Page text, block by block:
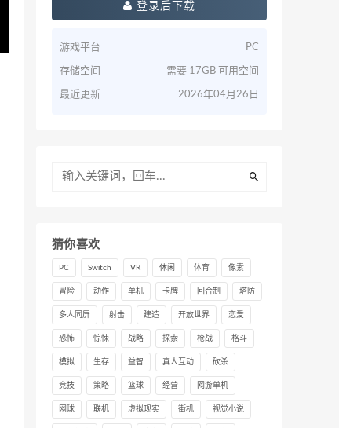
登录后下载
游戏平台 PC
存储空间 需要 17GB 可用空间
最近更新 2026年04月26日
猜你喜欢
PC Switch VR 休闲 体育 像素
冒险 动作 单机 卡牌 回合制 塔防
多人同屏 射击 建造 开放世界 恋爱
恐怖 惊悚 战略 探索 枪战 格斗
模拟 生存 益智 真人互动 砍杀
竞技 策略 篮球 经营 网游单机
网球 联机 虚拟现实 街机 视觉小说